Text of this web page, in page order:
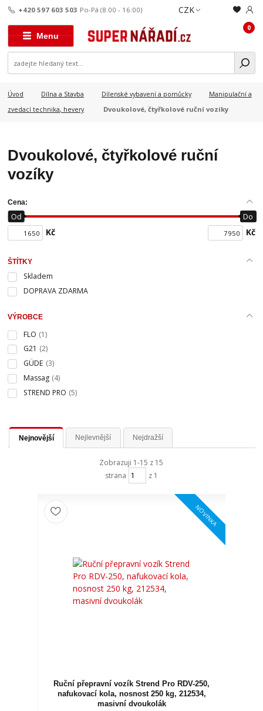
Menu
CZK
+420 597 603 503 Po-Pá (8:00 - 16:00)
0
Úvod Dílna a Stavba Dílenské vybavení a pomůcky
Manipulační a
zvedací technika, hevery
Dvoukolové, čtyřkolové ruční vozíky
Dvoukolové, čtyřkolové ruční
vozíky
Cena:
Kč
Od Do
Kč
ŠTÍTKY
Skladem
DOPRAVA ZDARMA
VÝROBCE
FLO (1)
G21 (2)
GÜDE (3)
Massag (4)
STREND PRO (5)
Nejnovější Nejlevnější Nejdražší
Zobrazuji 1-15 z 15
strana
z 1
NOVINKA
Ruční přepravní vozík Strend Pro RDV-250,
nafukovací kola, nosnost 250 kg, 212534,
masivní dvoukolák